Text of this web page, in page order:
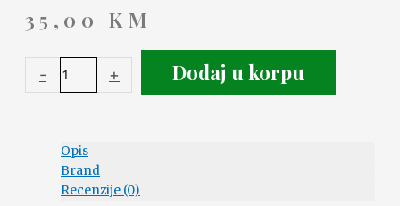
35,00 KM
- + Dodaj u korpu
Opis
Brand
Recenzije (0)